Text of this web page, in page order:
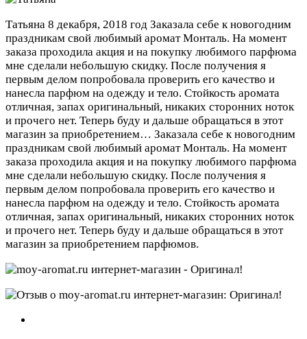
Татьяна 8 декабря, 2018 год Заказала себе к новогодним
праздникам свой любимый аромат Монталь. На момент
заказа проходила акция и на покупку любимого парфюма
мне сделали небольшую скидку. После получения я
первым делом попробовала проверить его качество и
нанесла парфюм на одежду и тело. Стойкость аромата
отличная, запах оригинальный, никаких сторонних ноток
и прочего нет. Теперь буду и дальше обращаться в этот
магазин за приобретением… Заказала себе к новогодним
праздникам свой любимый аромат Монталь. На момент
заказа проходила акция и на покупку любимого парфюма
мне сделали небольшую скидку. После получения я
первым делом попробовала проверить его качество и
нанесла парфюм на одежду и тело. Стойкость аромата
отличная, запах оригинальный, никаких сторонних ноток
и прочего нет. Теперь буду и дальше обращаться в этот
магазин за приобретением парфюмов.